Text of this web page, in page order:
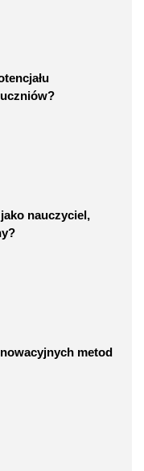
nauczyciel,
metod